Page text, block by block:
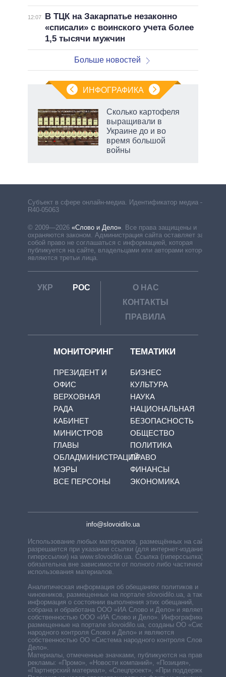
12:07
В ТЦК на Закарпатье незаконно
«списали» с воинского учета более
1,5 тысячи мужчин
Больше новостей
ИНФОГРАФИКА
Сколько картофеля
выращивали в
Украине до и во
время большой
войны
Субъект в сфере онлайн-медиа. Идентификатор медиа –
R40-05063
© 2009—2026 «Слово и Дело» Все права защищены и
охраняются законом. Администрация сайта оставляет за
собой право не соглашаться с информацией, которая
публикуется на сайте, владельцами или авторами которой
являются третьи лица.
УКР РОС
О НАС
КОНТАКТЫ
ПРАВИЛА
МОНИТОРИНГ
ПРЕЗИДЕНТ И
ОФИС
ВЕРХОВНАЯ
РАДА
КАБИНЕТ
МИНИСТРОВ
ГЛАВЫ
ОБЛАДМИНИСТРАЦИЙ
МЭРЫ
ВСЕ ПЕРСОНЫ
ТЕМАТИКИ
БИЗНЕС
КУЛЬТУРА
НАУКА
НАЦИОНАЛЬНАЯ
БЕЗОПАСНОСТЬ
ОБЩЕСТВО
ПОЛИТИКА
ПРАВО
ФИНАНСЫ
ЭКОНОМИКА
info@slovoidilo.ua
Использование любых материалов, размещённых на сайте,
разрешается при указании ссылки (для интернет-изданий —
гиперссылки) на www.slovoidilo.ua. Ссылка (гиперссылка)
обязательна вне зависимости от полного либо частичного
использования материалов.
Аналитическая информация об обещаниях политиков и
чиновников, размещенных на портале slovoidilo.ua, а также
информация о состоянии выполнения этих обещаний,
собрана и обработана ООО «ИА Слово и Дело» и является
собственностью ООО «ИА Слово и Дело». Инфографики,
размещенные на портале slovoidilo.ua, созданы ОО «Система
народного контроля Слово и Дело» и являются
собственностью ОО «Система народного контроля Слово и
Дело».
Материалы, отмеченные значками, публикуются на правах
рекламы: «Промо», «Новости компаний», «Позиция»,
«Партнерский материал», «Спецпроект», «При поддержке».